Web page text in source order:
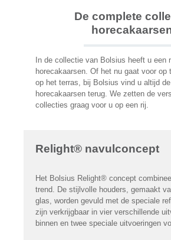
De complete
In de collectie van Bolsius heeft u een
horecakaarsen. Of het nu gaat voor op
op het terras, bij Bolsius vind u altijd
horecakaarsen terug. We zetten de
collecties graag voor u op een rij.
Relight® navulconcept
Het Bolsius Relight® concept
trend. De stijlvolle houders, gemaakt
glas, worden gevuld met de speciale
zijn verkrijgbaar in vier verschillende
binnen en twee speciale uitvoeringen